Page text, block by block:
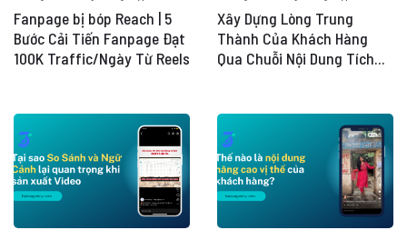
Fanpage bị bóp Reach | 5
Bước Cải Tiến Fanpage Đạt
100K Traffic/Ngày Từ Reels
Xây Dựng Lòng Trung
Thành Của Khách Hàng
Qua Chuỗi Nội Dung Tích